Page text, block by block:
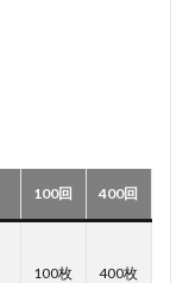
100回 400回
100枚 400枚